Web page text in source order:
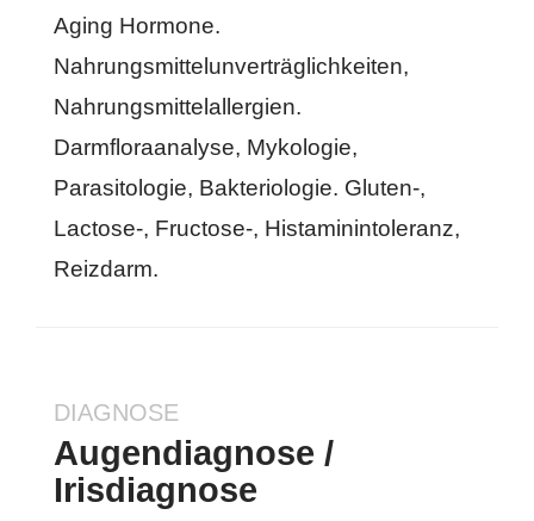
Aging Hormone.
Nahrungsmittelunverträglichkeiten,
Nahrungsmittelallergien.
Darmfloraanalyse, Mykologie,
Parasitologie, Bakteriologie. Gluten-,
Lactose-, Fructose-, Histaminintoleranz,
Reizdarm.
DIAGNOSE
Augendiagnose /
Irisdiagnose